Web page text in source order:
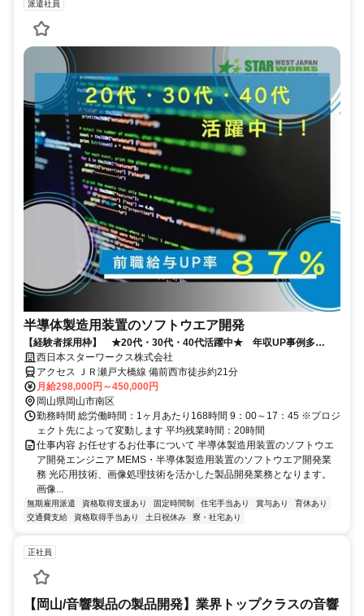
派遣社員
半導体製造用装置のソフトウエア開発
【経験者採用枠】 ★20代・30代・40代活躍中★ 年収UP事例多
数！！
西日本スターワークス株式会社
アクセス ＪＲ瀬戸大橋線 備前西市徒歩約21分
月給298,000円～450,000円
岡山県岡山市南区
勤務時間 総労働時間：1ヶ月あたり168時間 9：00～17：45 ※プロジ
ェクト先によって変動します 平均残業時間：20時間
仕事内容 お任せするお仕事について 半導体製造用装置のソフトウエ
ア開発エンジニア MEMS・半導体製造用装置のソフトウエア開発業
務 光応用技術、画像処理技術を活かした製品開発業務となります。
画像...
無期雇用派遣 資格取得支援あり 固定時間制 住宅手当あり 賞与あり
育休あり
交通費支給
資格取得手当あり 土日祝休み 寮・社宅あり
正社員
【岡山/音響製品の製品開発】業界トップクラスの音響